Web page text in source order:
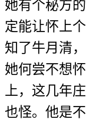
她有个秘方
定能让怀上
知了牛月清
她何尝不想
上，这几年
也怪。他是